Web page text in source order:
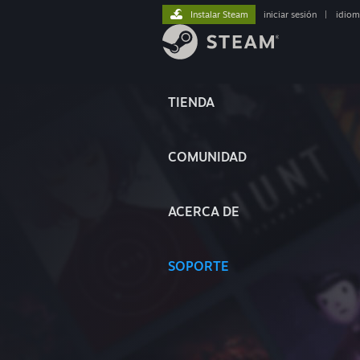
TIENDA
COMUNIDAD
ACERCA DE
SOPORTE
Instalar Steam iniciar sesión